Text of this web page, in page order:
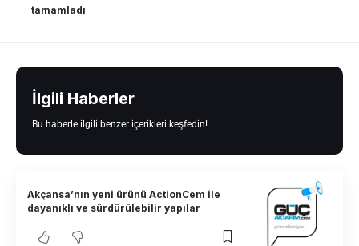
tamamladı
İlgili Haberler
Bu haberle ilgili benzer içerikleri keşfedin!
Akçansa’nın yeni ürünü ActionCem ile
dayanıklı ve sürdürülebilir yapılar